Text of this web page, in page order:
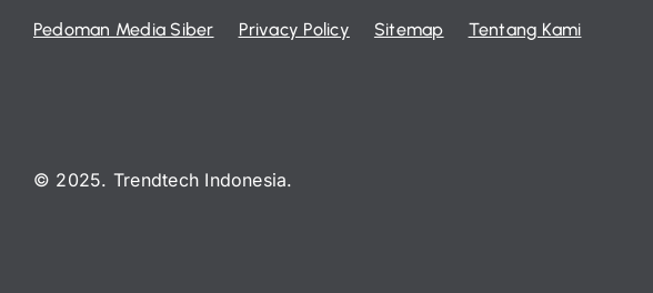
Pedoman Media Siber Privacy Policy Sitemap Tentang Kami
© 2025. Trendtech Indonesia.